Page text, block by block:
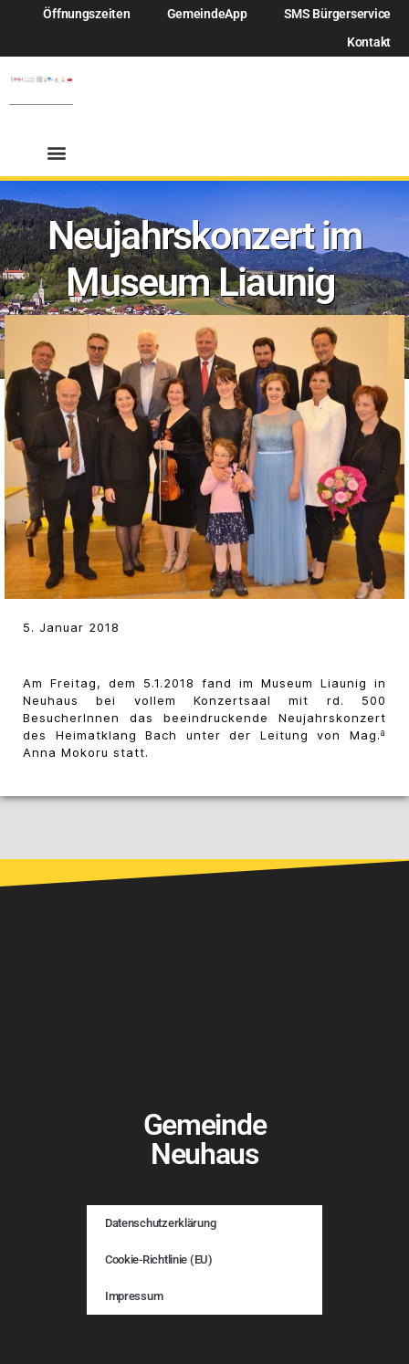
Öffnungszeiten GemeindeApp
SMS Bürgerservice
Kontakt
Neujahrskonzert im
Museum Liaunig
5. Januar 2018
Am Freitag, dem 5.1.2018 fand im Museum Liaunig in
Neuhaus bei vollem Konzertsaal mit rd. 500
BesucherInnen das beeindruckende Neujahrskonzert
des Heimatklang Bach unter der Leitung von Mag.a
Anna Mokoru statt.
Gemeinde
Neuhaus
Datenschutzerklärung
Cookie-Richtlinie (EU)
Impressum